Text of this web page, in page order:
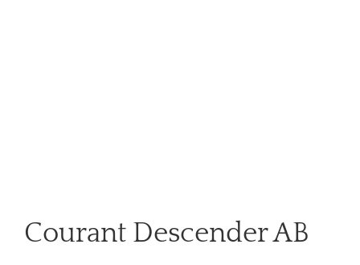
Courant Descender AB